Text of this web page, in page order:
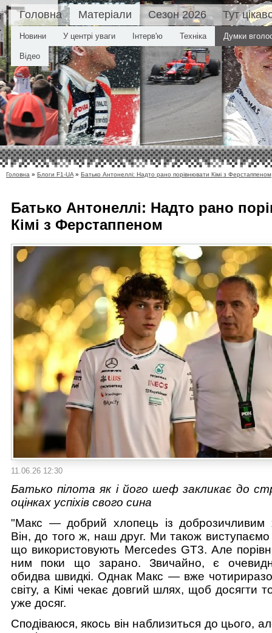
Головна Матеріали
Новини У центрі уваги Інтерв'ю Техніка Думки
Відео
Сезон 2026 Тут
Головна » Блоги F1-UA » Батько Антонеллі: Надто рано порівнювати Кімі з Ферстаппеном
Батько Антонеллі: Надто рано
Кімі з Ферстаппеном
11.06.26 12:30
Батько пілота як і його шеф закликає до
оцінках успіхів свого сина
"Макс — добрий хлопець із доброзичливим
Він, до того ж, наш друг. Ми також
що використовують Mercedes GT3. Але
ним поки що зарано. Звичайно, є
обидва швидкі. Однак Макс — вже
світу, а Кімі чекає довгий шлях, щоб досягти
уже досяг.
Сподіваюся, якось він наблизиться до цього,